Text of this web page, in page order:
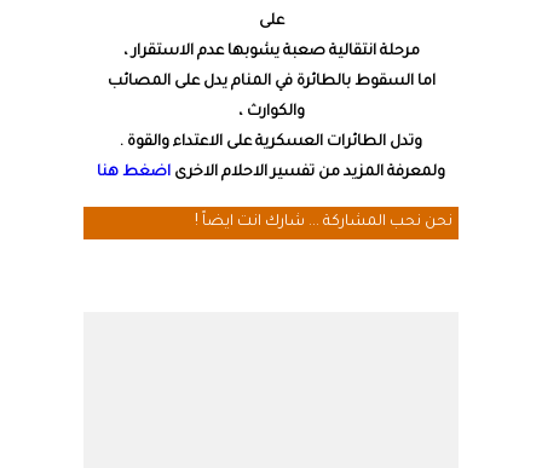
على
مرحلة انتقالية صعبة يشوبها عدم الاستقرار ،
اما السقوط بالطائرة في المنام يدل على المصائب
والكوارث ،
وتدل الطائرات العسكرية على الاعتداء والقوة .
ولمعرفة المزيد من تفسير الاحلام الاخرى اضغط هنا
نحن نحب المشاركة ... شارك انت ايضاً !